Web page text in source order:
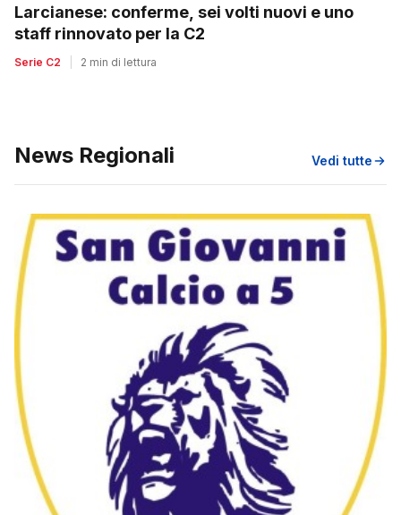
Larcianese: conferme, sei volti nuovi e uno
staff rinnovato per la C2
Serie C2 2 min di lettura
News Regionali Vedi tutte